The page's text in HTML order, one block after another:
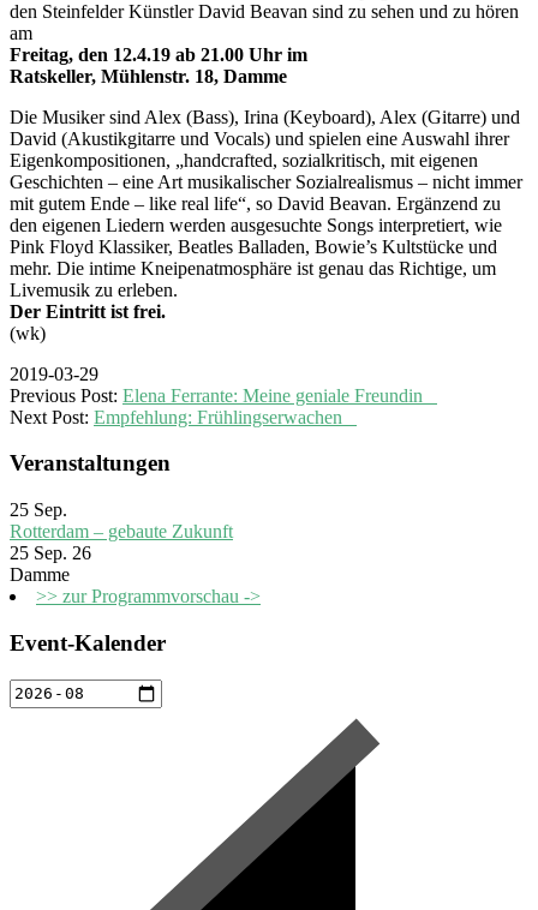
den Steinfelder Künstler David Beavan sind zu sehen und zu hören
am
Freitag, den 12.4.19 ab 21.00 Uhr im
Ratskeller, Mühlenstr. 18, Damme
Die Musiker sind Alex (Bass), Irina (Keyboard), Alex (Gitarre) und
David (Akustikgitarre und Vocals) und spielen eine Auswahl ihrer
Eigenkompositionen, „handcrafted, sozialkritisch, mit eigenen
Geschichten – eine Art musikalischer Sozialrealismus – nicht immer
mit gutem Ende – like real life“, so David Beavan. Ergänzend zu
den eigenen Liedern werden ausgesuchte Songs interpretiert, wie
Pink Floyd Klassiker, Beatles Balladen, Bowie’s Kultstücke und
mehr. Die intime Kneipenatmosphäre ist genau das Richtige, um
Livemusik zu erleben.
Der Eintritt ist frei.
(wk)
2019-03-29
Previous Post: Elena Ferrante: Meine geniale Freundin
Next Post: Empfehlung: Frühlingserwachen
Veranstaltungen
25 Sep.
Rotterdam – gebaute Zukunft
25 Sep. 26
Damme
>> zur Programmvorschau ->
Event-Kalender